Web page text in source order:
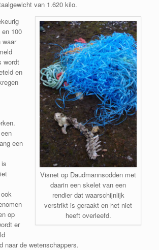
van 1.620 kilo.
Visnet op Daudmannsodden met
daarin een skelet van een
rendier dat waarschijnlijk
verstrikt is geraakt en het niet
heeft overleefd.
100
waar
wordt
en
een
op
er
naar de wetenschappers.